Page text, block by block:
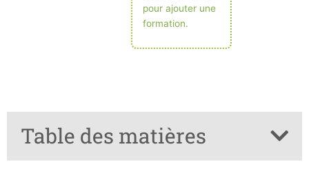
pour ajouter une
formation.
Table des matières